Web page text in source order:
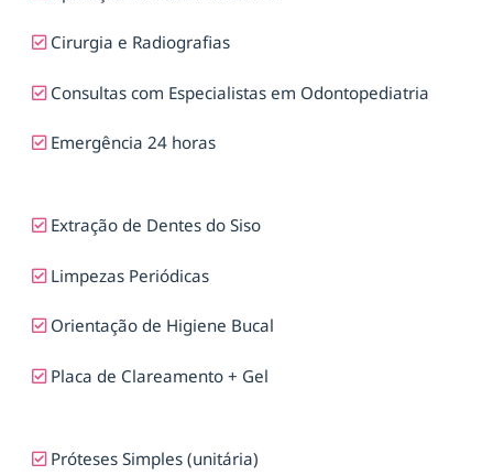
Cirurgia e Radiografias
Consultas com Especialistas em Odontopediatria
Emergência 24 horas
Extração de Dentes do Siso
Limpezas Periódicas
Orientação de Higiene Bucal
Placa de Clareamento + Gel
Próteses Simples (unitária)